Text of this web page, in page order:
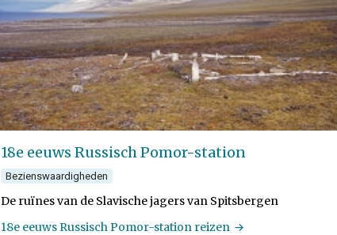
18e eeuws Russisch Pomor-station
Bezienswaardigheden
De ruïnes van de Slavische jagers van Spitsbergen
18e eeuws Russisch Pomor-station reizen